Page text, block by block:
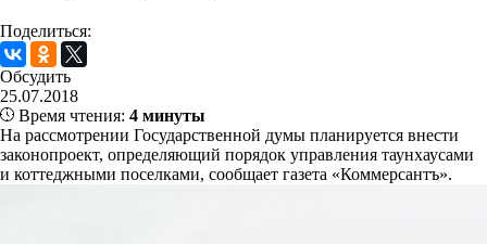
Поделиться:
Обсудить
25.07.2018
Время чтения: 4 минуты
На рассмотрении Государственной думы планируется внести
законопроект, определяющий порядок управления таунхаусами
и коттеджными поселками, сообщает газета «Коммерсантъ».